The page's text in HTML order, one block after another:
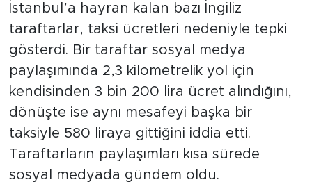
İstanbul’a hayran kalan bazı İngiliz
taraftarlar, taksi ücretleri nedeniyle tepki
gösterdi. Bir taraftar sosyal medya
paylaşımında 2,3 kilometrelik yol için
kendisinden 3 bin 200 lira ücret alındığını,
dönüşte ise aynı mesafeyi başka bir
taksiyle 580 liraya gittiğini iddia etti.
Taraftarların paylaşımları kısa sürede
sosyal medyada gündem oldu.